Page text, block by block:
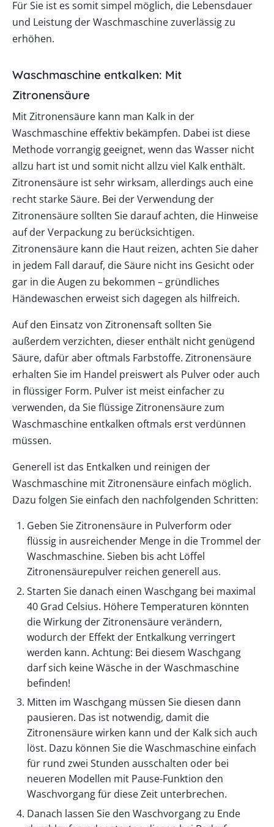
Für Sie ist es somit simpel möglich, die Lebensdauer
und Leistung der Waschmaschine zuverlässig zu
erhöhen.
Waschmaschine entkalken: Mit
Zitronensäure
Mit Zitronensäure kann man Kalk in der
Waschmaschine effektiv bekämpfen. Dabei ist diese
Methode vorrangig geeignet, wenn das Wasser nicht
allzu hart ist und somit nicht allzu viel Kalk enthält.
Zitronensäure ist sehr wirksam, allerdings auch eine
recht starke Säure. Bei der Verwendung der
Zitronensäure sollten Sie darauf achten, die Hinweise
auf der Verpackung zu berücksichtigen.
Zitronensäure kann die Haut reizen, achten Sie daher
in jedem Fall darauf, die Säure nicht ins Gesicht oder
gar in die Augen zu bekommen – gründliches
Händewaschen erweist sich dagegen als hilfreich.
Auf den Einsatz von Zitronensaft sollten Sie
außerdem verzichten, dieser enthält nicht genügend
Säure, dafür aber oftmals Farbstoffe. Zitronensäure
erhalten Sie im Handel preiswert als Pulver oder auch
in flüssiger Form. Pulver ist meist einfacher zu
verwenden, da Sie flüssige Zitronensäure zum
Waschmaschine entkalken oftmals erst verdünnen
müssen.
Generell ist das Entkalken und reinigen der
Waschmaschine mit Zitronensäure einfach möglich.
Dazu folgen Sie einfach den nachfolgenden Schritten:
Geben Sie Zitronensäure in Pulverform oder
flüssig in ausreichender Menge in die Trommel der
Waschmaschine. Sieben bis acht Löffel
Zitronensäurepulver reichen generell aus.
Starten Sie danach einen Waschgang bei maximal
40 Grad Celsius. Höhere Temperaturen könnten
die Wirkung der Zitronensäure verändern,
wodurch der Effekt der Entkalkung verringert
werden kann. Achtung: Bei diesem Waschgang
darf sich keine Wäsche in der Waschmaschine
befinden!
Mitten im Waschgang müssen Sie diesen dann
pausieren. Das ist notwendig, damit die
Zitronensäure wirken kann und der Kalk sich auch
löst. Dazu können Sie die Waschmaschine einfach
für rund zwei Stunden ausschalten oder bei
neueren Modellen mit Pause-Funktion den
Waschvorgang für diese Zeit unterbrechen.
Danach lassen Sie den Waschvorgang zu Ende